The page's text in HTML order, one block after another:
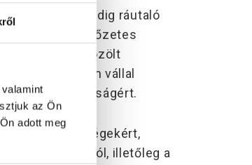
az Ön
adott meg
sem pedig ráutaló
arra, hogy előzetes
és az azon közölt
Kft. nem vállal
hiányosságért.
vagy költségekért,
üzemzavarából, illetőleg a